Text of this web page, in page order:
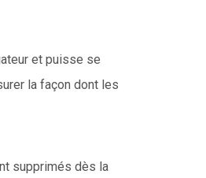
et puisse se
la façon dont les
supprimés dès la